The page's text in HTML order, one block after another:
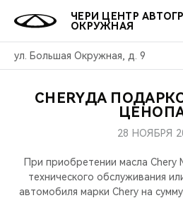
ЧЕРИ ЦЕНТР
ОКРУЖНАЯ
ул. Большая Окружная, д. 9
МОДЕЛИ
КРОССОВЕРЫ
КРЕДИТ И СТРАХОВАНИЕ
ЗАПЧАСТИ И АКСЕССУАРЫ
МИР
О БРЕНДЕ
АКЦИИ
ОНЛАЙН
КРЕДИТ
О
МЫ В СОЦСЕТЯХ
CHERYДА
28 НОЯБРЯ
При приобретении масла Chery
технического обслуживания
автомобиля марки Chery на